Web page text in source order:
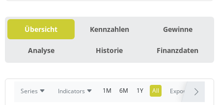
Übersicht Kennzahlen Gewinne
Analyse Historie Finanzdaten
Series Indicators 1M 6M 1Y All Export